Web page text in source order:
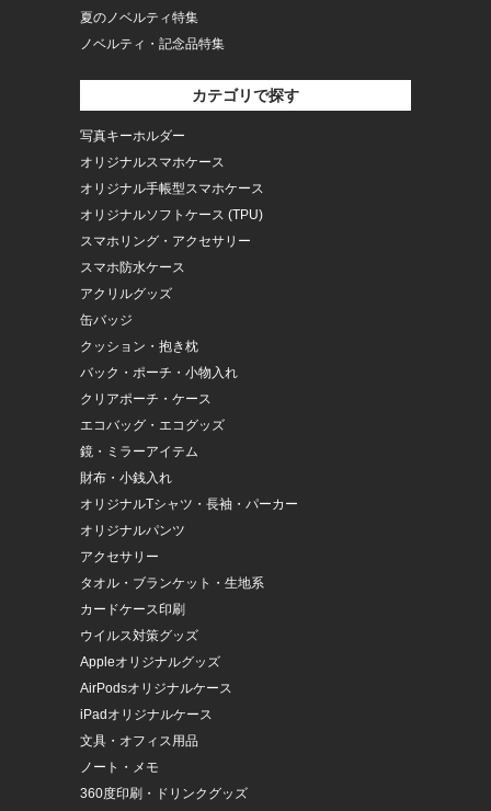
夏のノベルティ特集
ノベルティ・記念品特集
カテゴリで探す
写真キーホルダー
オリジナルスマホケース
オリジナル手帳型スマホケース
オリジナルソフトケース (TPU)
スマホリング・アクセサリー
スマホ防水ケース
アクリルグッズ
缶バッジ
クッション・抱き枕
バック・ポーチ・小物入れ
クリアポーチ・ケース
エコバッグ・エコグッズ
鏡・ミラーアイテム
財布・小銭入れ
オリジナルTシャツ・長袖・パーカー
オリジナルパンツ
アクセサリー
タオル・ブランケット・生地系
カードケース印刷
ウイルス対策グッズ
Appleオリジナルグッズ
AirPodsオリジナルケース
iPadオリジナルケース
文具・オフィス用品
ノート・メモ
360度印刷・ドリンクグッズ